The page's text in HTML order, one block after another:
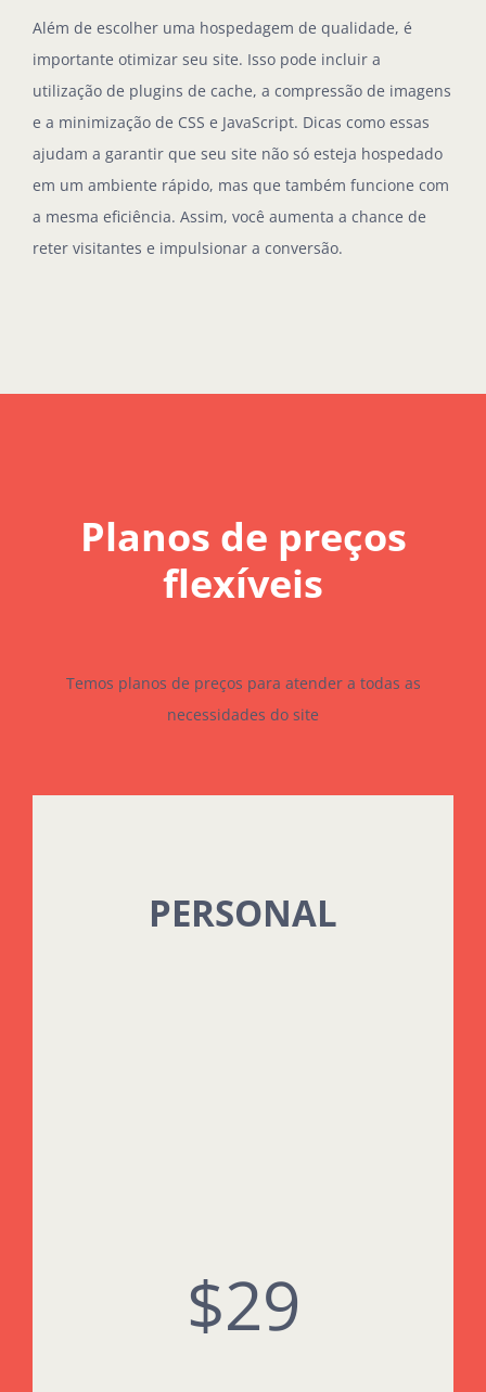
Além de escolher uma hospedagem de qualidade, é
importante otimizar seu site. Isso pode incluir a
utilização de plugins de cache, a compressão de imagens
e a minimização de CSS e JavaScript. Dicas como essas
ajudam a garantir que seu site não só esteja hospedado
em um ambiente rápido, mas que também funcione com
a mesma eficiência. Assim, você aumenta a chance de
reter visitantes e impulsionar a conversão.
Planos de preços
flexíveis
Temos planos de preços para atender a todas as
necessidades do site
PERSONAL
$29